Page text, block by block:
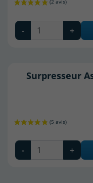
- +
Surpresseur
- +